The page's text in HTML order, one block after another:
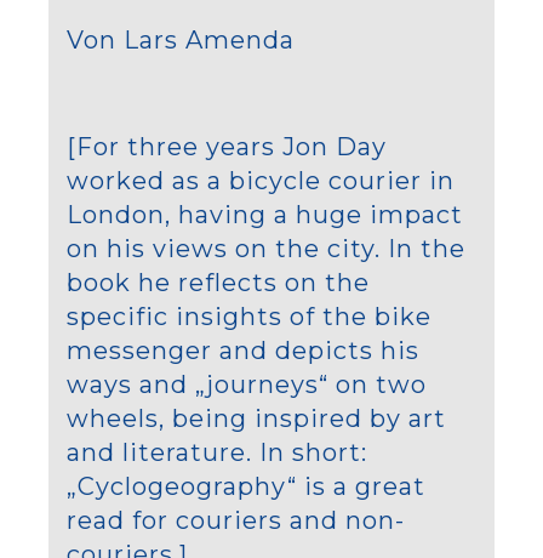
Von Lars Amenda
[For three years Jon Day
worked as a bicycle courier in
London, having a huge impact
on his views on the city. In the
book he reflects on the
specific insights of the bike
messenger and depicts his
ways and „journeys“ on two
wheels, being inspired by art
and literature. In short:
„Cyclogeography“ is a great
read for couriers and non-